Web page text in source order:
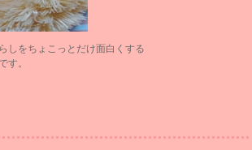
しをちょこっとだけ面白くする
す。